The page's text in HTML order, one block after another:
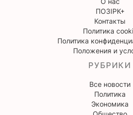
ПОЗІРК+
Контакты
Политика
Политика
Положения и
РУБРИКИ
Все новости
Политика
Экономика